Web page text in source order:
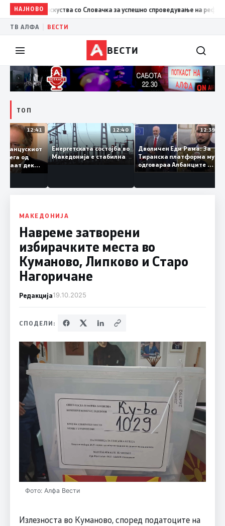
НАЈНОВО
на искуства со Словачка за успешно спроведување на реформите
ТВ АЛФА ВЕСТИ
ВЕСТИ
ТОП
12:41
францускиот
ама сега од
дека
12:40
Енергетската состојба во
Македонија е стабилна
12:39
Дволичен Еди Рама: За
Тиранска платформа му
одговараа Албанците од
Македонија, сега кога му
„персона нон грата“
МАКЕДОНИЈА
Навреме затворени
избирачките места во
Куманово, Липково и Старо
Нагоричане
Редакција19.10.2025
СПОДЕЛИ:
Фото: Алфа Вести
Излезноста во Куманово, според податоците на